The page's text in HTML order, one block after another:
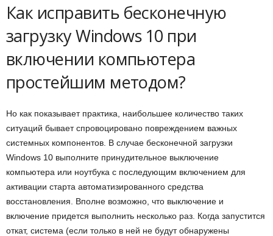
Как исправить бесконечную
загрузку Windows 10 при
включении компьютера
простейшим методом?
Но как показывает практика, наибольшее количество таких
ситуаций бывает спровоцировано повреждением важных
системных компонентов. В случае бесконечной загрузки
Windows 10 выполните принудительное выключение
компьютера или ноутбука с последующим включением для
активации старта автоматизированного средства
восстановления. Вполне возможно, что выключение и
включение придется выполнить несколько раз. Когда запустится
откат, система (если только в ней не будут обнаружены